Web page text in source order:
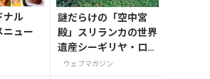
ナル
ュー
謎だらけの「空中宮
殿」スリランカの世界
遺産シーギリヤ・ロッ
ク登頂に挑戦！
ウェブマガジン